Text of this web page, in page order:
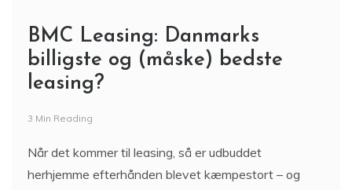
BMC Leasing: Danmarks
billigste og (måske) bedste
leasing?
3 Min Reading
Når det kommer til leasing, så er udbuddet
herhjemme efterhånden blevet kæmpestort – og